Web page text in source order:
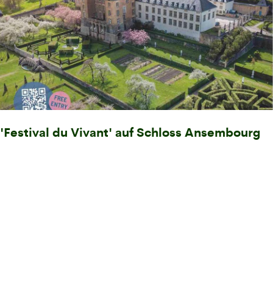
'Festival du Vivant' auf Schloss Ansembourg